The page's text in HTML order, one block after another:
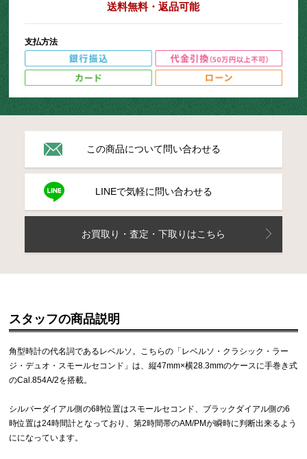
送料無料・返品可能
支払方法
この商品について問い合わせる
LINEで気軽に問い合わせる
お買取り・査定・下取りはこちら
スタッフの商品説明
角型時計の代名詞であるレベルソ。こちらの「レベルソ・クラシック・ラー
ジ・デュオ・スモールセコンド」は、縦47mm×横28.3mmのケースに手巻き式
のCal.854A/2を搭載。
シルバーダイアル側の6時位置はスモールセコンド、ブラックダイアル側の6
時位置は24時間計となっており、第2時間帯のAM/PMが瞬時に判断出来るよう
にになっています。